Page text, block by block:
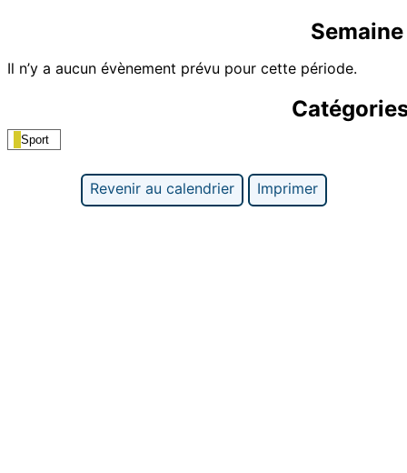
Il n’y a aucun évènement prévu pour cette période.
Sport
Revenir au calendrier Imprimer